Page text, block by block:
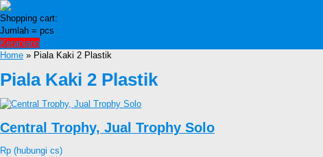
Shopping cart:
Jumlah = pcs
Keranjang
Home » Piala Kaki 2 Plastik
Piala Kaki 2 Plastik
Central Trophy, Jual Trophy Solo
Rp (hubungi cs)